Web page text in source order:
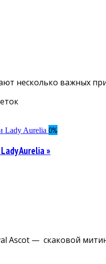
несколько важных
0%
Aurelia »
Ascot — скаковой